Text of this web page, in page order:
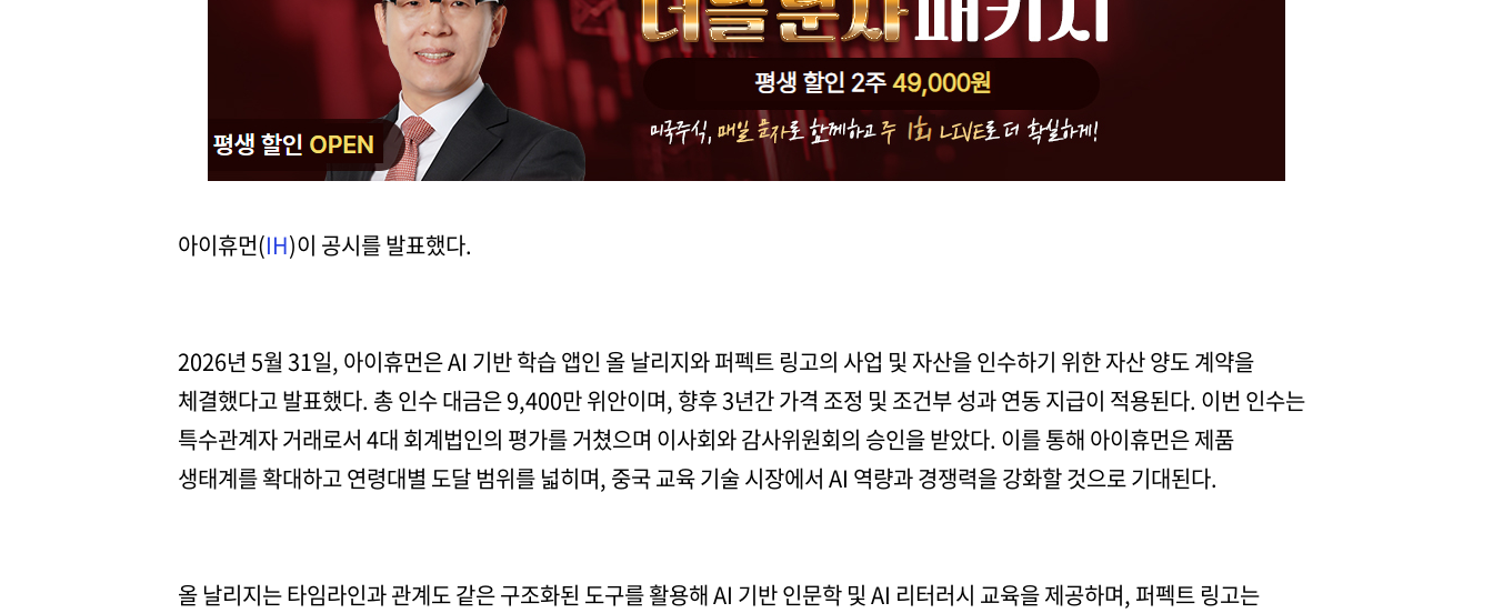
아이휴먼(IH)이 공시를 발표했다.
2026년 5월 31일, 아이휴먼은 AI 기반 학습 앱인 올 날리지와 퍼펙트 링고의 사업 및 자산을 인수하기 위한 자산 양도 계약을
체결했다고 발표했다. 총 인수 대금은 9,400만 위안이며, 향후 3년간 가격 조정 및 조건부 성과 연동 지급이 적용된다. 이번 인수는
특수관계자 거래로서 4대 회계법인의 평가를 거쳤으며 이사회와 감사위원회의 승인을 받았다. 이를 통해 아이휴먼은 제품
생태계를 확대하고 연령대별 도달 범위를 넓히며, 중국 교육 기술 시장에서 AI 역량과 경쟁력을 강화할 것으로 기대된다.
올 날리지는 타임라인과 관계도 같은 구조화된 도구를 활용해 AI 기반 인문학 및 AI 리터러시 교육을 제공하며, 퍼펙트 링고는